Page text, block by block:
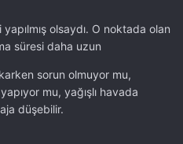
olsaydı. O noktada olan
süresi daha uzun
sorun olmuyor mu,
mu, yağışlı havada
düşebilir.